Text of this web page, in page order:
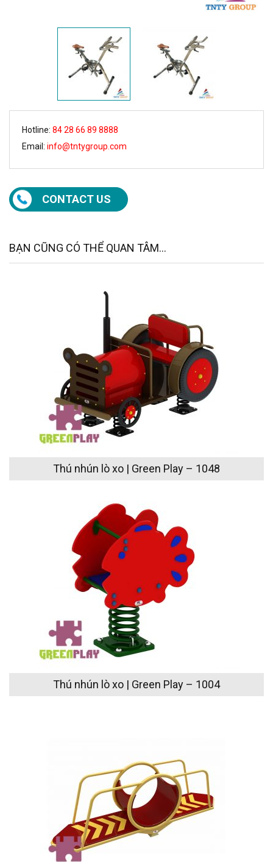
Hotline: 84 28 66 89 8888
Email: info@tntygroup.com
CONTACT US
BẠN CŨNG CÓ THỂ QUAN TÂM...
Thú nhún lò xo | Green Play – 1048
Thú nhún lò xo | Green Play – 1004